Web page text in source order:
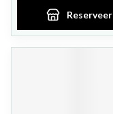
Reserveer